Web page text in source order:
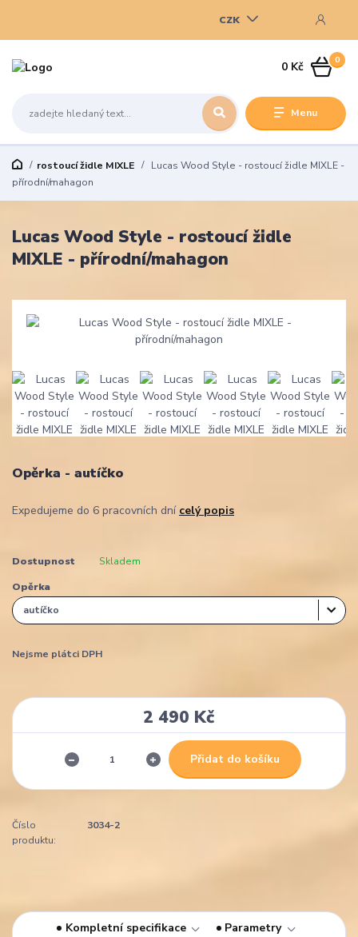
Menu
CZK
0
0 Kč
rostoucí židle MIXLE
Lucas Wood Style - rostoucí židle MIXLE -
přírodní/mahagon
Lucas Wood Style - rostoucí židle
MIXLE - přírodní/mahagon
Opěrka - autíčko
Expedujeme do 6 pracovních dní celý popis
Dostupnost Skladem
Opěrka
Nejsme plátci DPH
2 490 Kč
Přidat do košíku
Číslo
produktu:
3034-2
Kompletní specifikace
Parametry